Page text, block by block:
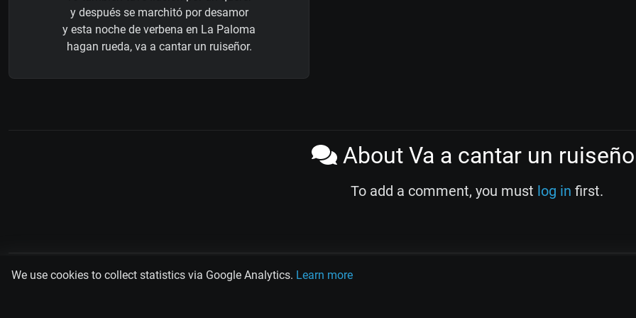
We use cookies to collect statistics via Google Analytics. Learn more
y después se marchitó por desamor
y esta noche de verbena en La Paloma
hagan rueda, va a cantar un ruiseñor.
About Va a cantar un
To add a comment, you must log in first.
PLAY MUSIC SCAN TANGOLINK